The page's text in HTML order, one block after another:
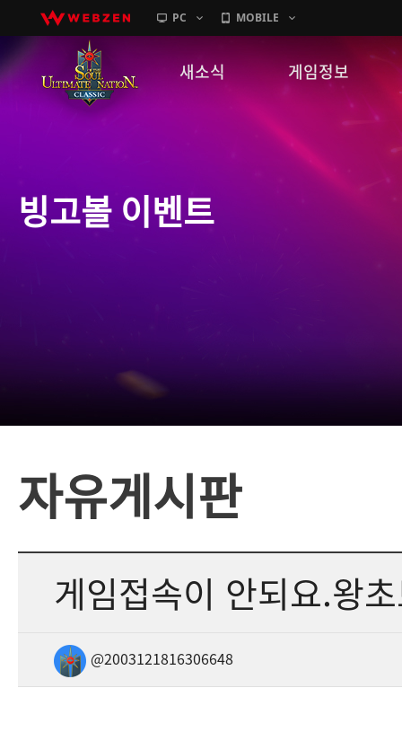
PC MOBILE
새소식
GM노트
게임정보
캐릭터소개
빙고볼 이벤트
자유게시판
게임접속이 안되요.왕
@2003121816306648